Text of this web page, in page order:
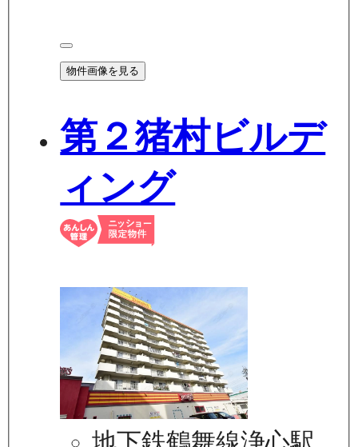
物件画像を見る
第２猪村ビルデ
ィング